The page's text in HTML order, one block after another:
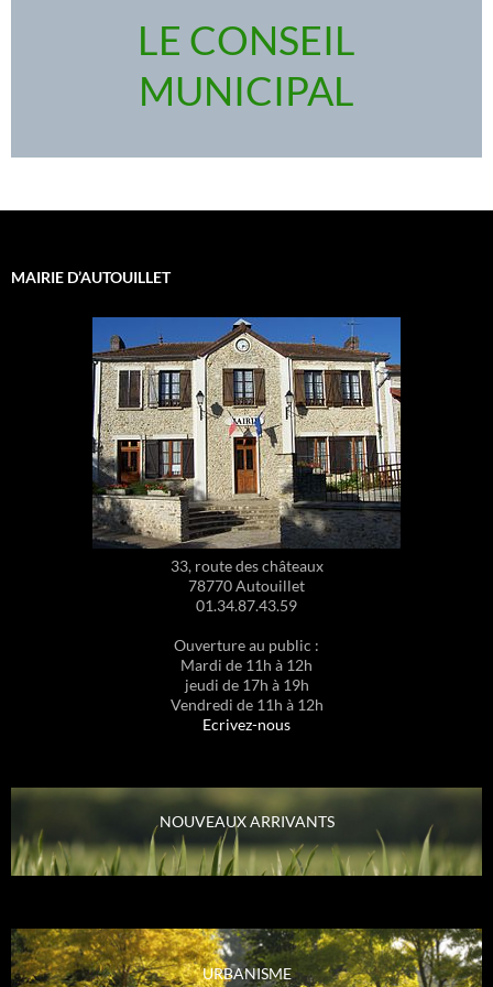
LE CONSEIL
MUNICIPAL
MAIRIE D’AUTOUILLET
33, route des châteaux
78770 Autouillet
01.34.87.43.59
Ouverture au public :
Mardi de 11h à 12h
jeudi de 17h à 19h
Vendredi de 11h à 12h
Ecrivez-nous
NOUVEAUX ARRIVANTS
URBANISME